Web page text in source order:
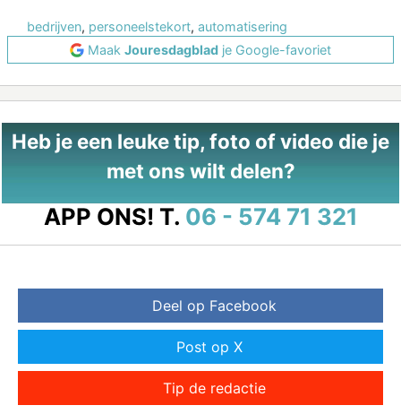
bedrijven, personeelstekort, automatisering
Maak Jouresdagblad je Google-favoriet
Heb je een leuke tip, foto of video die je
met ons wilt delen?
APP ONS! T. 06 - 574 71 321
Deel op Facebook
Post op X
Tip de redactie